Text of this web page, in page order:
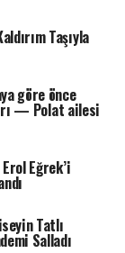
Taşıyla
göre önce
— Polat ailesi
Eğrek’i
Tatlı
Salladı